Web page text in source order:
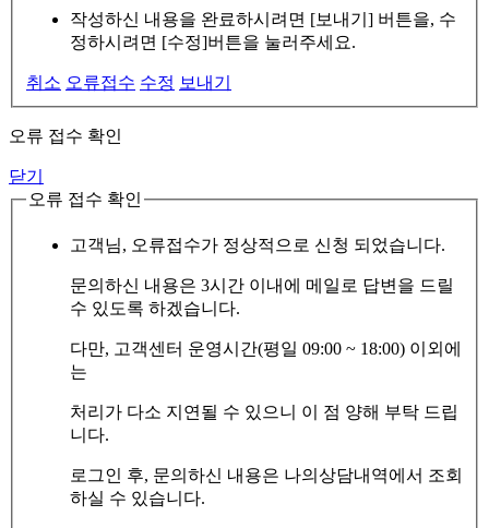
작성하신 내용을 완료하시려면 [보내기] 버튼을, 수
정하시려면 [수정]버튼을 눌러주세요.
취소 오류접수 수정 보내기
오류 접수 확인
닫기
오류 접수 확인
고객님, 오류접수가 정상적으로 신청 되었습니다.
문의하신 내용은 3시간 이내에 메일로 답변을 드릴
수 있도록 하겠습니다.
다만, 고객센터 운영시간(평일 09:00 ~ 18:00) 이외에
는
처리가 다소 지연될 수 있으니 이 점 양해 부탁 드립
니다.
로그인 후, 문의하신 내용은 나의상담내역에서 조회
하실 수 있습니다.